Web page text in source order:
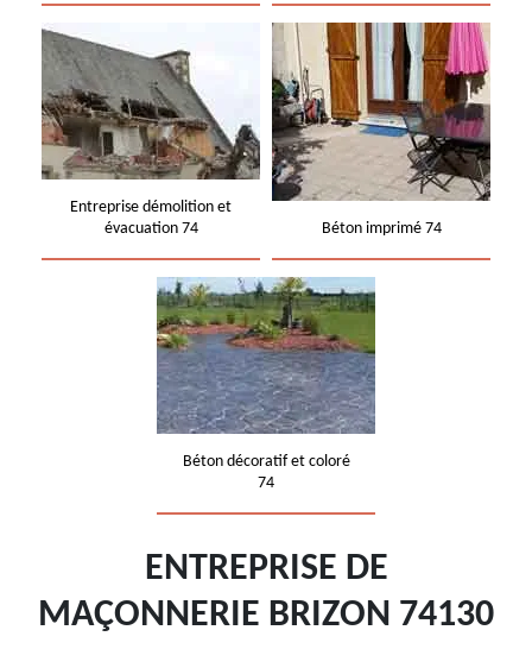
Entreprise démolition et
évacuation 74
Béton imprimé 74
Béton décoratif et coloré
74
ENTREPRISE DE
MAÇONNERIE BRIZON 74130